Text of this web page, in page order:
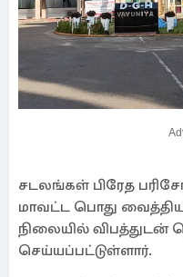
சடலங்கள் பிரேத
மாவட்ட பொது
நிலையில் விபத்துடன்
செய்யப்பட்டுள்ளார்.